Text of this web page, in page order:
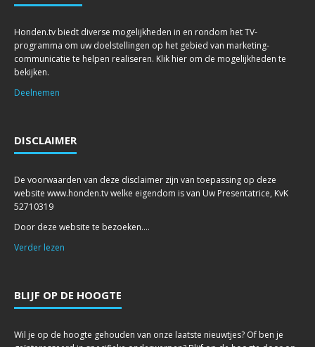
Honden.tv biedt diverse mogelijkheden in en rondom het TV-
programma om uw doelstellingen op het gebied van marketing-
communicatie te helpen realiseren. Klik hier om de mogelijkheden te
bekijken.
Deelnemen
DISCLAIMER
De voorwaarden van deze disclaimer zijn van toepassing op deze
website www.honden.tv welke eigendom is van Uw Presentatrice, KvK
52710319
Door deze website te bezoeken....
Verder lezen
BLIJF OP DE HOOGTE
Wil je op de hoogte gehouden van onze laatste nieuwtjes? Of ben je